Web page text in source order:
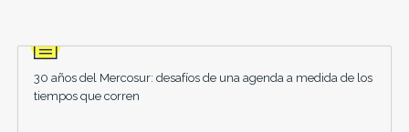
30 años del Mercosur: desafíos de una agenda a medida de los
tiempos que corren